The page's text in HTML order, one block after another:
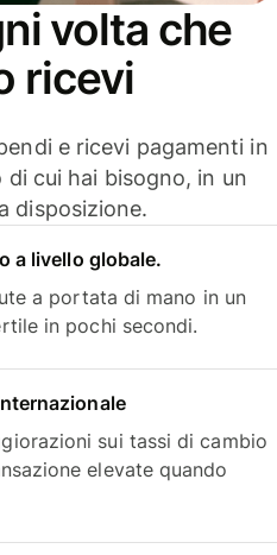
volta che
ricevi
e ricevi pagamenti in
cui hai bisogno, in un
disposizione.
a livello globale.
a portata di mano in un
in pochi secondi.
sui tassi di cambio
elevate quando